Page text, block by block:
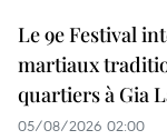
Le 9e Festival
martiaux
quartiers à Gia
05/08/2026 02:00